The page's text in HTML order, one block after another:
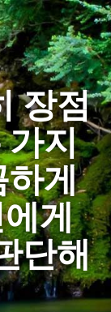
장점
가지
하게
게
단해